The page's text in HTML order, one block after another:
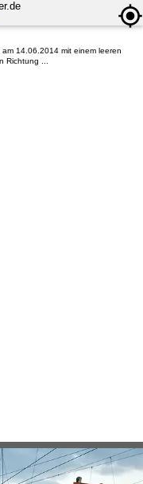
14.06.2014 mit einem leeren
Richtung ...